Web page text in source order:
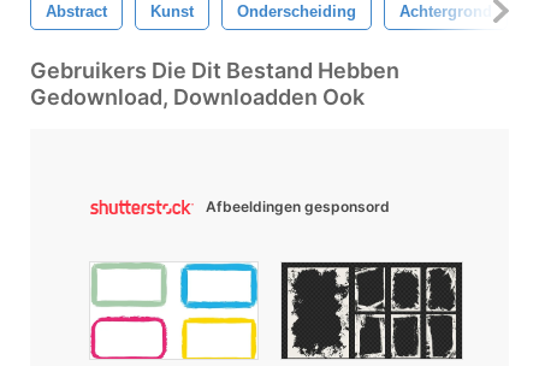
Abstract Kunst Onderscheiding Achtergrond
Gebruikers Die Dit Bestand Hebben
Gedownload, Downloadden Ook
Afbeeldingen gesponsord